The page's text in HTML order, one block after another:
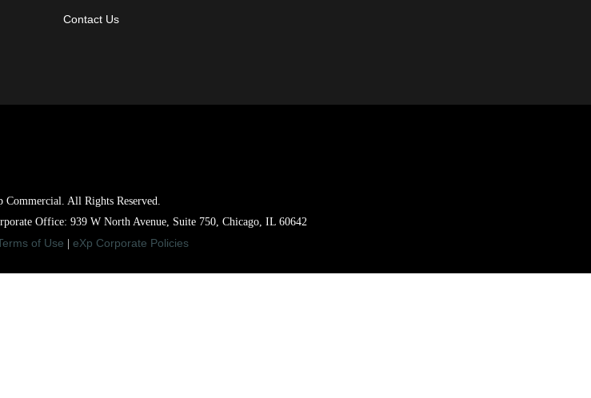
Contact Us
Commercial. All Rights Reserved.
Office: 939 W North Avenue, Suite 750, Chicago, IL 60642
of Use eXp Corporate Policies